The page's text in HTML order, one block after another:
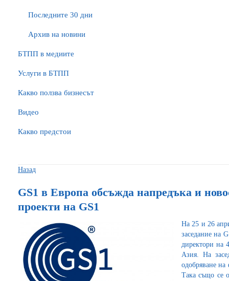
Последните 30 дни
Архив на новини
БTПП в медиите
Услуги в БТПП
Какво ползва бизнесът
Видео
Какво предстои
Назад
GS1 в Европа обсъжда напредъка и
проекти на GS1
На 25 и 26
заседание на
директори на
Азия. На
одобряване на
Така също се